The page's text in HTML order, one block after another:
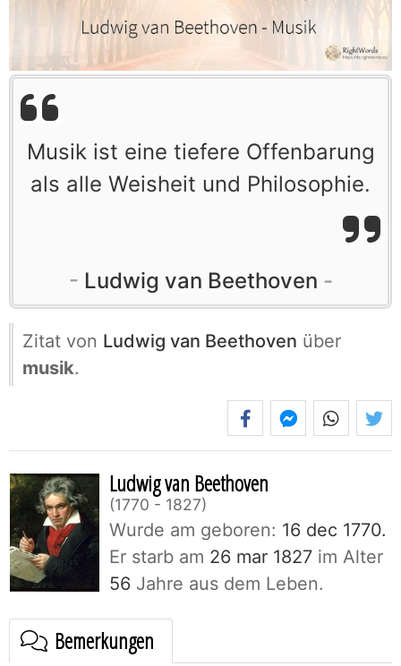
Musik ist eine tiefere Offenbarung
als alle Weisheit und Philosophie.
Ludwig van Beethoven
Zitat von Ludwig van Beethoven über
musik.
Ludwig van Beethoven
1770 - 1827
Wurde am geboren: 16 dec 1770.
Er starb am 26 mar 1827 im Alter
56 Jahre aus dem Leben.
Bemerkungen